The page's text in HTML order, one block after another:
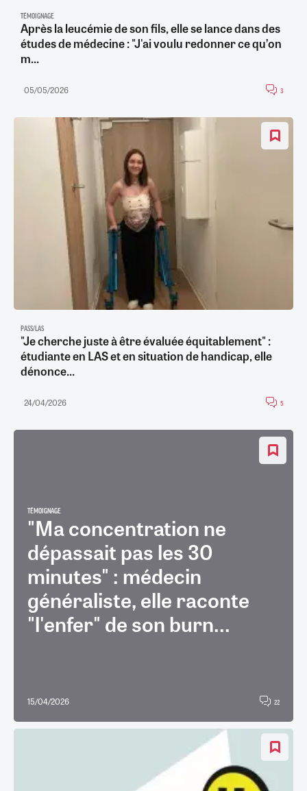
TÉMOIGNAGE
Après la leucémie de son fils, elle se lance dans des
études de médecine : "J'ai voulu redonner ce qu’on
m...
05/05/2026 3
PASS/LAS
"Je cherche juste à être évaluée équitablement" :
étudiante en LAS et en situation de handicap, elle
dénonce...
24/04/2026 5
TÉMOIGNAGE
"Ma concentration ne
dépassait pas les 30
minutes" : médecin
généraliste, elle raconte
"l'enfer" de son burn...
15/04/2026 22